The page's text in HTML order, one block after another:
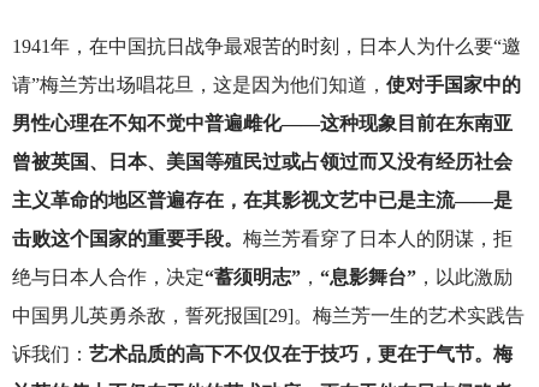
1941年，在中国抗日战争最艰苦的时刻，日本人为什么要“邀
请”梅兰芳出场唱花旦，这是因为他们知道， 使对手国家中的
男性心理在不知不觉中普遍雌化——这种现象目前在东南亚
曾被英国、日本、美国等殖民过或占领过而又没有经历社会
主义革命的地区普遍存在，在其影视文艺中已是主流——是
击败这个国家的重要手段。 梅兰芳看穿了日本人的阴谋，拒
绝与日本人合作，决定“蓄须明志”， “息影舞台”，以此激励
中国男儿英勇杀敌，誓死报国[29]。梅兰芳一生的艺术实践告
诉我们： 艺术品质的高下不仅仅在于技巧，更在于气节。梅